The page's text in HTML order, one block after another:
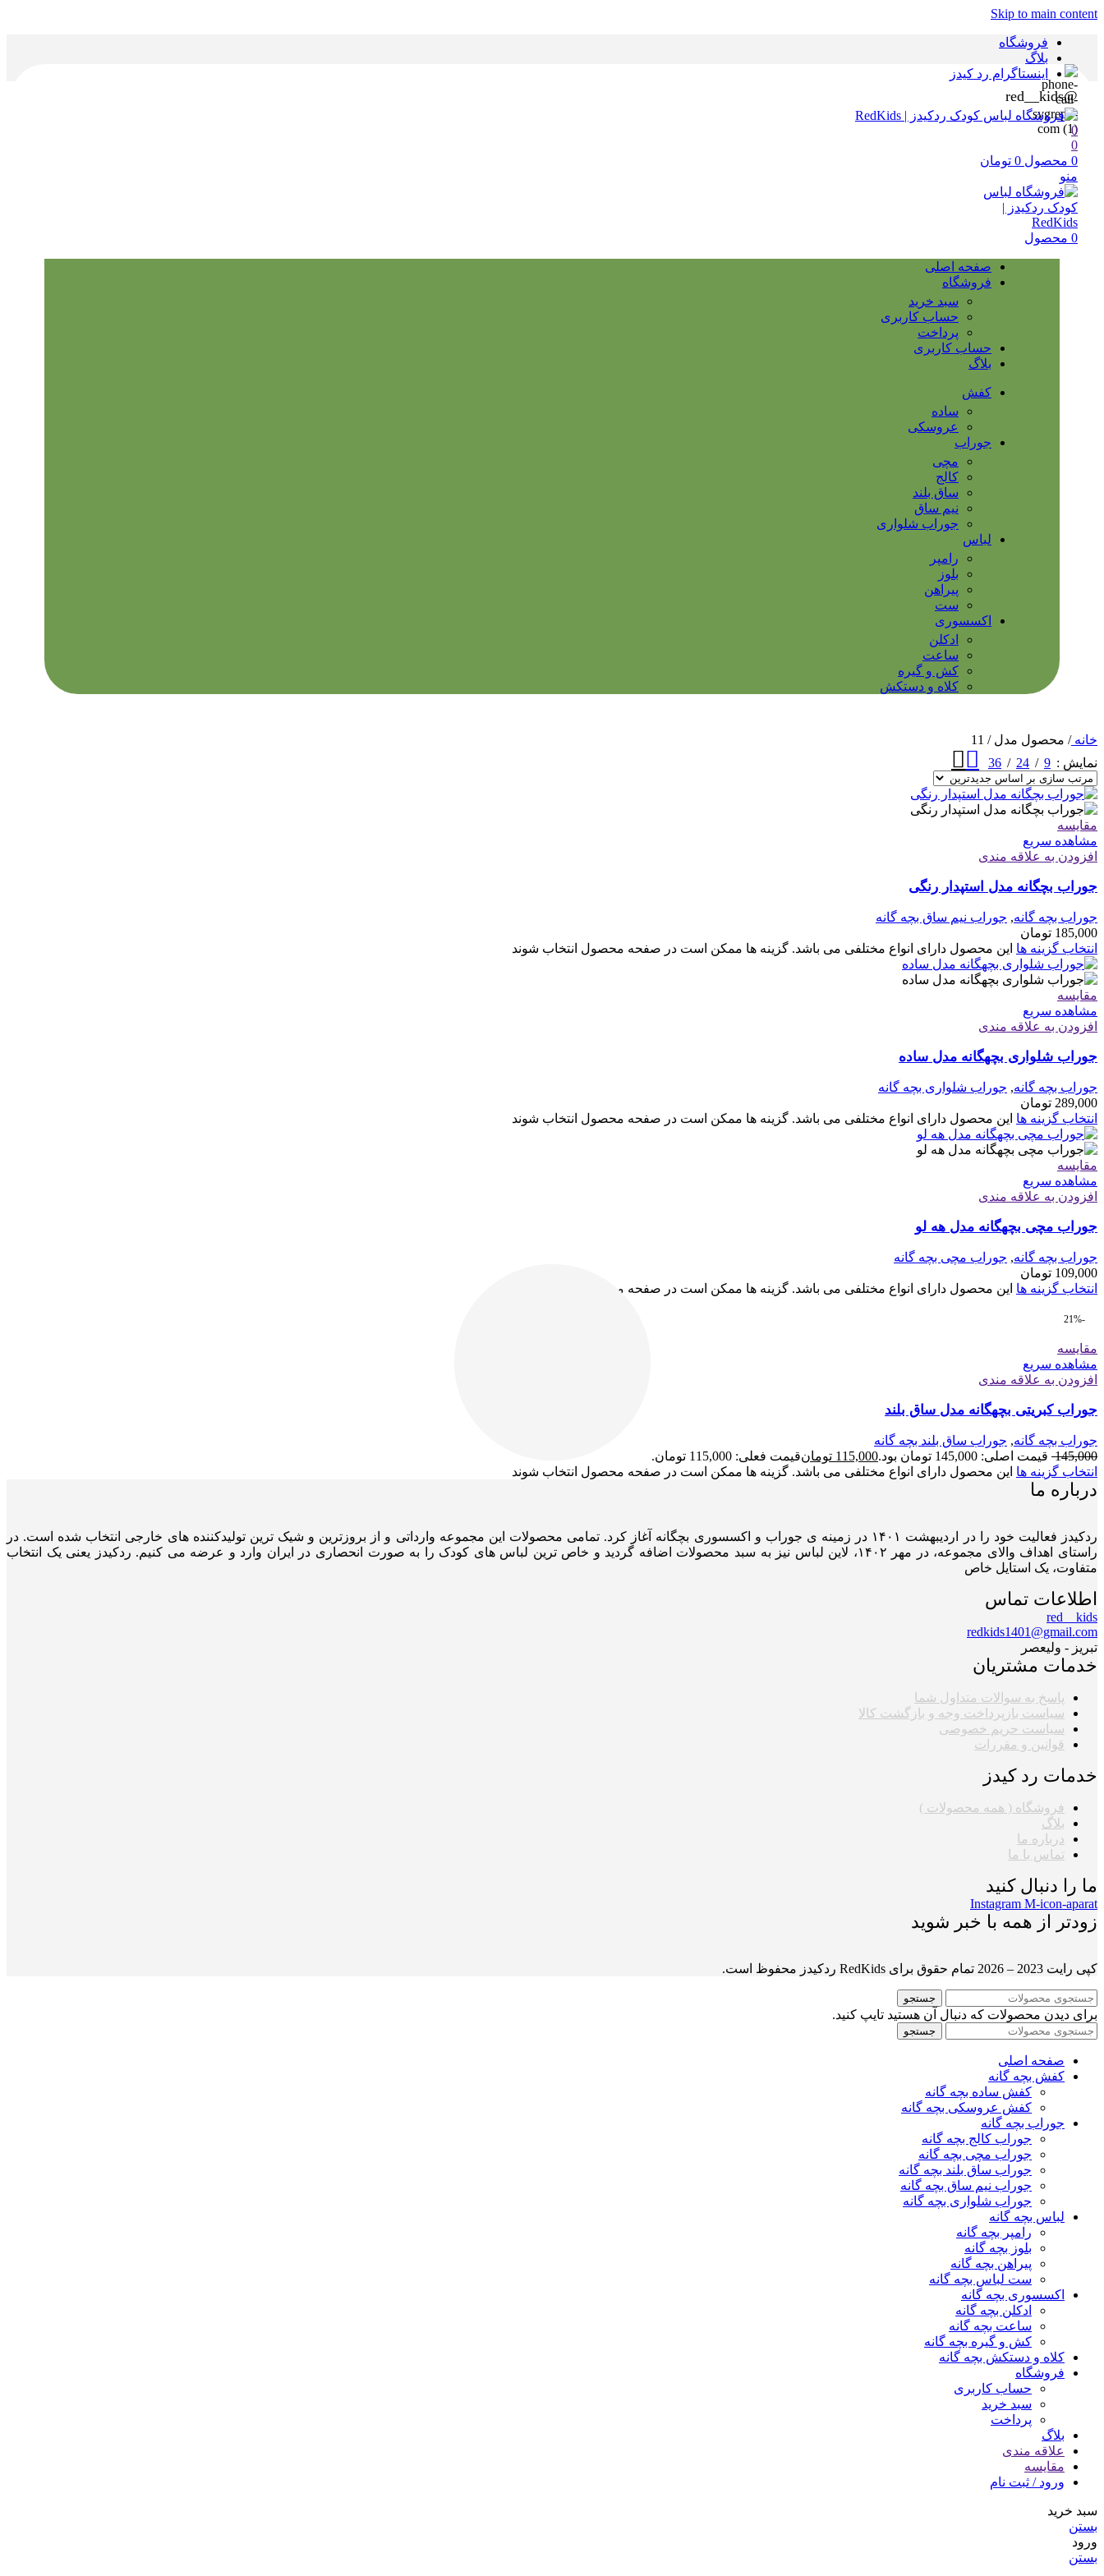
Skip to main content
فروشگاه
بلاگ
اینستاگرام رد کیدز
@red__kids
0
0
0 محصول 0 تومان
منو
0 محصول
صفحه اصلی
فروشگاه
سبد خرید
حساب کاربری
پرداخت
حساب کاربری
بلاگ
کفش
ساده
عروسکی
جوراب
مچی
کالج
ساق بلند
نیم ساق
جوراب شلواری
لباس
رامپر
بلوز
پیراهن
ست
اکسسوری
ادکلن
ساعت
کش و گیره
کلاه و دستکش
خانه/ محصول مدل/
11
نمایش
9
24
36
مقایسه
مشاهده سریع
افزودن به علاقه مندی
جوراب بچگانه مدل استپدار رنگی
جوراب بچه گانه, جوراب نیم ساق بچه گانه
185,000 تومان
انتخاب گزینه ها این محصول دارای انواع مختلفی می باشد. گزینه ها ممکن است در صفحه محصول انتخاب شوند
مقایسه
مشاهده سریع
افزودن به علاقه مندی
جوراب شلواری بچهگانه مدل ساده
جوراب بچه گانه, جوراب شلواری بچه گانه
289,000 تومان
انتخاب گزینه ها این محصول دارای انواع مختلفی می باشد. گزینه ها ممکن است در صفحه محصول انتخاب شوند
مقایسه
مشاهده سریع
افزودن به علاقه مندی
جوراب مچی بچهگانه مدل هه لو
جوراب بچه گانه, جوراب مچی بچه گانه
109,000 تومان
انتخاب گزینه ها این محصول دارای انواع مختلفی می باشد. گزینه ها ممکن است در صفحه محصول انتخاب شوند
-21%
مقایسه
مشاهده سریع
افزودن به علاقه مندی
جوراب کبریتی بچهگانه مدل ساق بلند
جوراب بچه گانه, جوراب ساق بلند بچه گانه
145,000 قیمت اصلی: 145,000 تومان بود. 115,000 تومانقیمت فعلی: 115,000 تومان.
انتخاب گزینه ها این محصول دارای انواع مختلفی می باشد. گزینه ها ممکن است در صفحه محصول انتخاب شوند
درباره ما
ردکیدز فعالیت خود را در اردیبهشت ۱۴۰۱ در زمینه ی جوراب و اکسسوری بچگانه آغاز کرد. تمامی محصولات این مجموعه وارداتی و از بروزترین و شیک ترین تولیدکننده های خارجی انتخاب شده است. در
راستای اهداف والای مجموعه، در مهر ۱۴۰۲، لاین لباس نیز به سبد محصولات اضافه گردید و خاص ترین لباس های کودک را به صورت انحصاری در ایران وارد و عرضه می کنیم. ردکیدز یعنی یک انتخاب
متفاوت، یک استایل خاص
اطلاعات تماس
red__kids
redkids1401@gmail.com
تبریز - ولیعصر
خدمات مشتریان
پاسخ به سوالات متداول شما
سیاست بازپرداخت وجه و بازگشت کالا
سیاست حریم خصوصی
قوانین و مقررات
خدمات رد کیدز
فروشگاه ( همه محصولات )
بلاگ
درباره ما
تماس با ما
ما را دنبال کنید
Instagram M-icon-aparat
زودتر از همه با خبر شوید
کپی رایت 2023 – 2026 تمام حقوق برای RedKids ردکیدز محفوظ است.
جستجو
برای دیدن محصولات که دنبال آن هستید تایپ کنید.
جستجو
صفحه اصلی
کفش بچه گانه
کفش ساده بچه گانه
کفش عروسکی بچه گانه
جوراب بچه گانه
جوراب کالج بچه گانه
جوراب مچی بچه گانه
جوراب ساق بلند بچه گانه
جوراب نیم ساق بچه گانه
جوراب شلواری بچه گانه
لباس بچه گانه
رامپر بچه گانه
بلوز بچه گانه
پیراهن بچه گانه
ست لباس بچه گانه
اکسسوری بچه گانه
ادکلن بچه گانه
ساعت بچه گانه
کش و گیره بچه گانه
کلاه و دستکش بچه گانه
فروشگاه
حساب کاربری
سبد خرید
پرداخت
بلاگ
علاقه مندی
مقایسه
ورود / ثبت نام
سبد خرید
بستن
ورود
بستن